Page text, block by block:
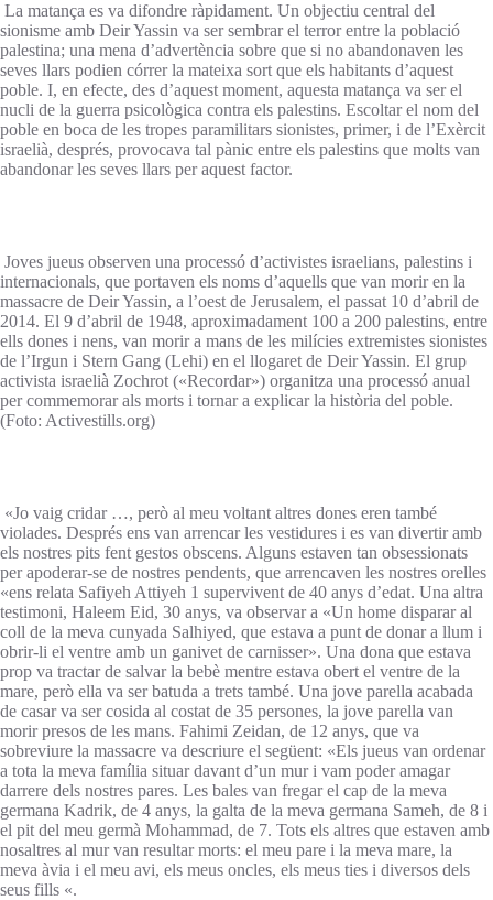
La matança es va difondre ràpidament. Un objectiu central del
sionisme amb Deir Yassin va ser sembrar el terror entre la població
palestina; una mena d’advertència sobre que si no abandonaven les
seves llars podien córrer la mateixa sort que els habitants d’aquest
poble. I, en efecte, des d’aquest moment, aquesta matança va ser el
nucli de la guerra psicològica contra els palestins. Escoltar el nom del
poble en boca de les tropes paramilitars sionistes, primer, i de l’Exèrcit
israelià, després, provocava tal pànic entre els palestins que molts van
abandonar les seves llars per aquest factor.
Joves jueus observen una processó d’activistes israelians, palestins i
internacionals, que portaven els noms d’aquells que van morir en la
massacre de Deir Yassin, a l’oest de Jerusalem, el passat 10 d’abril de
2014. El 9 d’abril de 1948, aproximadament 100 a 200 palestins, entre
ells dones i nens, van morir a mans de les milícies extremistes sionistes
de l’Irgun i Stern Gang (Lehi) en el llogaret de Deir Yassin. El grup
activista israelià Zochrot («Recordar») organitza una processó anual
per commemorar als morts i tornar a explicar la història del poble.
(Foto: Activestills.org)
«Jo vaig cridar …, però al meu voltant altres dones eren també
violades. Després ens van arrencar les vestidures i es van divertir amb
els nostres pits fent gestos obscens. Alguns estaven tan obsessionats
per apoderar-se de nostres pendents, que arrencaven les nostres orelles
«ens relata Safiyeh Attiyeh 1 supervivent de 40 anys d’edat. Una altra
testimoni, Haleem Eid, 30 anys, va observar a «Un home disparar al
coll de la meva cunyada Salhiyed, que estava a punt de donar a llum i
obrir-li el ventre amb un ganivet de carnisser». Una dona que estava
prop va tractar de salvar la bebè mentre estava obert el ventre de la
mare, però ella va ser batuda a trets també. Una jove parella acabada
de casar va ser cosida al costat de 35 persones, la jove parella van
morir presos de les mans. Fahimi Zeidan, de 12 anys, que va
sobreviure la massacre va descriure el següent: «Els jueus van ordenar
a tota la meva família situar davant d’un mur i vam poder amagar
darrere dels nostres pares. Les bales van fregar el cap de la meva
germana Kadrik, de 4 anys, la galta de la meva germana Sameh, de 8 i
el pit del meu germà Mohammad, de 7. Tots els altres que estaven amb
nosaltres al mur van resultar morts: el meu pare i la meva mare, la
meva àvia i el meu avi, els meus oncles, els meus ties i diversos dels
seus fills «.